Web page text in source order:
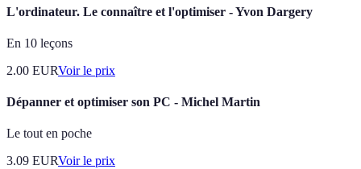
L'ordinateur. Le connaître et l'optimiser - Yvon Dargery
En 10 leçons
2.00 EURVoir le prix
Dépanner et optimiser son PC - Michel Martin
Le tout en poche
3.09 EURVoir le prix